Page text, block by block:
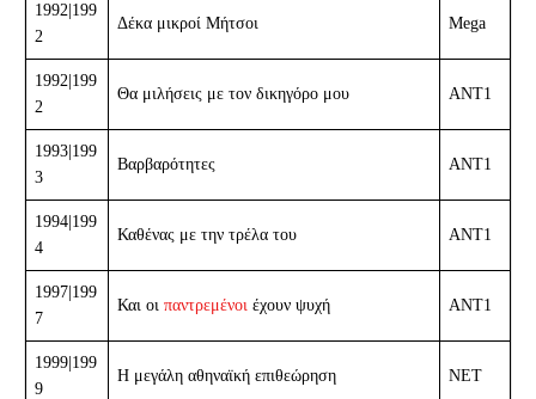
1992|199
2
Δέκα μικροί Μήτσοι Mega
1992|199
2
Θα μιλήσεις με τον δικηγόρο μου ΑΝΤ1
1993|199
3
Βαρβαρότητες ΑΝΤ1
1994|199
4
Καθένας με την τρέλα του ΑΝΤ1
1997|199
7
Και οι παντρεμένοι έχουν ψυχή ΑΝΤ1
1999|199
9
Η μεγάλη αθηναϊκή επιθεώρηση ΝΕΤ